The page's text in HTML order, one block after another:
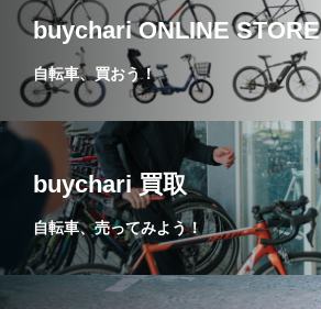
buychari ONLINE STORE
自転車、買おう！
buychari 買取
自転車、売ってみよう！